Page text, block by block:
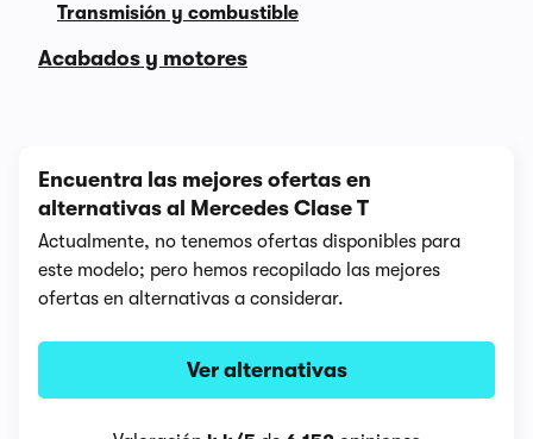
Transmisión y combustible
Acabados y motores
Encuentra las mejores ofertas en
alternativas al Mercedes Clase T
Actualmente, no tenemos ofertas disponibles para
este modelo; pero hemos recopilado las mejores
ofertas en alternativas a considerar.
Ver alternativas